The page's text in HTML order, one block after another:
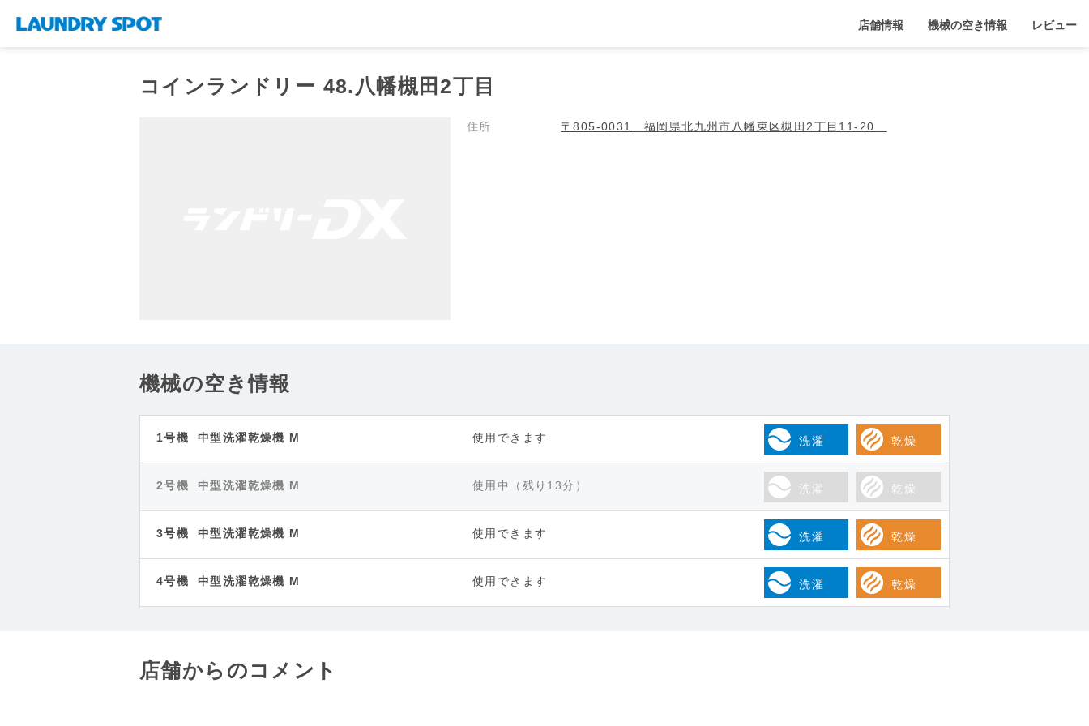
店舗情報 機械の空き情報 レビュー
コインランドリー 48.八幡槻田2丁目
住所 〒805-0031 福岡県北九州市八幡東区槻田2丁目11-20
機械の空き情報
1号機 中型洗濯乾燥機 M 使用できます 洗濯 乾燥
2号機 中型洗濯乾燥機 M 使用中（残り13分） 洗濯 乾燥
3号機 中型洗濯乾燥機 M 使用できます 洗濯 乾燥
4号機 中型洗濯乾燥機 M 使用できます 洗濯 乾燥
店舗からのコメント